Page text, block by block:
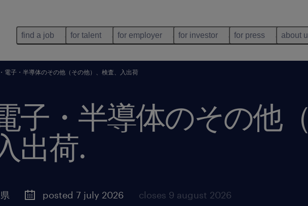
find a job for talent for employer for investor for press about
電子・半導体のその他（その他）、検査、入出荷
子・半導体のその他
出荷.
posted 7 july 2026 closes 9 august 2026